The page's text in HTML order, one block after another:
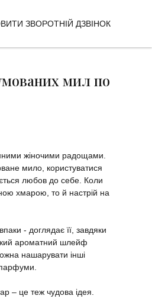
ЗВОРОТНІЙ ДЗВІНОК
мил по
жіночими радощами.
мило, користуватися
любов до себе. Коли
хмарою, то й настрій на
- доглядає її, завдяки
ароматний шлейф
нашарувати інші
парфуми.
– це теж чудова ідея.